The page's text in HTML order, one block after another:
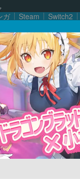
ガ Steam Switch2